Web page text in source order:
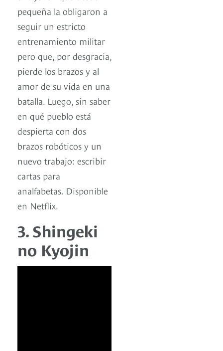
pequeña la obligaron a
seguir un estricto
entrenamiento militar
pero que, por desgracia,
pierde los brazos y al
amor de su vida en una
batalla. Luego, sin saber
en qué pueblo está
despierta con dos
brazos robóticos y un
nuevo trabajo: escribir
cartas para
analfabetas. Disponible
en Netflix.
3. Shingeki
no Kyojin